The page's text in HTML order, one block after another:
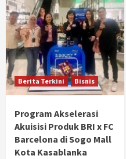
Berita Terkini Bisnis
Program Akselerasi
Akuisisi Produk BRI x FC
Barcelona di Sogo Mall
Kota Kasablanka